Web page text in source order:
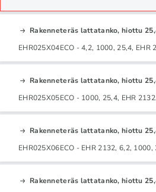
Rakenneteräs lattatanko, hiottu
EHR025X04ECO - 4,2, 1000, 25,4, EHR
Rakenneteräs lattatanko, hiottu
EHR025X05ECO - 1000, 25,4, EHR
Rakenneteräs lattatanko, hiottu
EHR025X06ECO - EHR 2132, 6,2, 1000,
Rakenneteräs lattatanko, hiottu